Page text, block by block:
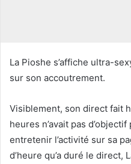
l
La Pioshe s’affiche ultra-
sur son accoutrement.
Visiblement, son direct fait
heures n’avait pas
entretenir l’activité sur sa
d’heure qu’a duré le direct,